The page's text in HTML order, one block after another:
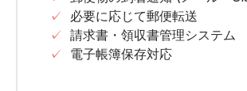
✓
必要に応じて郵便転送
✓ 請求書・領収書管理システム
✓
電子帳簿保存対応